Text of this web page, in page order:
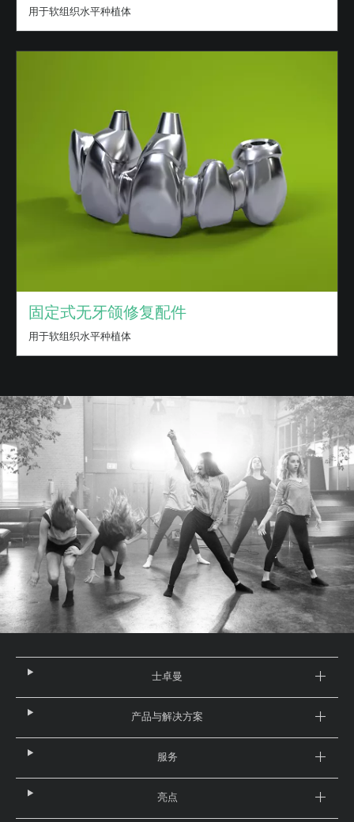
用于软组织水平种植体
固定式无牙颌修复配件
用于软组织水平种植体
士卓曼
产品与解决方案
服务
亮点